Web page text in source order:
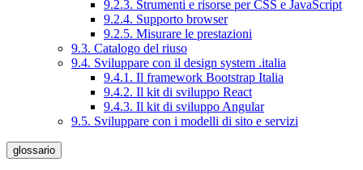
9.2.3. Strumenti e risorse per CSS e JavaScript
9.2.4. Supporto browser
9.2.5. Misurare le prestazioni
9.3. Catalogo del riuso
9.4. Sviluppare con il design system .italia
9.4.1. Il framework Bootstrap Italia
9.4.2. Il kit di sviluppo React
9.4.3. Il kit di sviluppo Angular
9.5. Sviluppare con i modelli di sito e servizi
glossario